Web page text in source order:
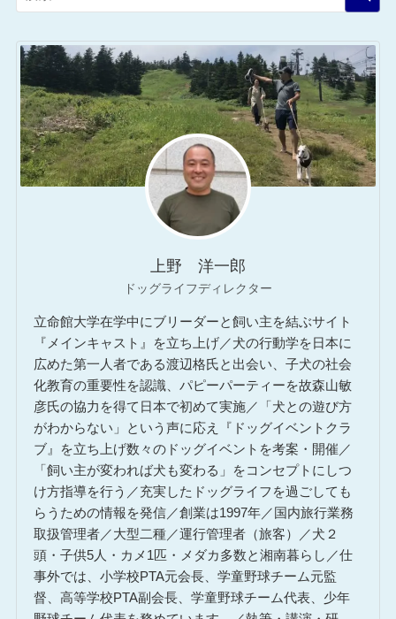
上野 洋一郎
ドッグライフディレクター
立命館大学在学中にブリーダーと飼い主を結ぶサイト
『メインキャスト』を立ち上げ／犬の行動学を日本に
広めた第一人者である渡辺格氏と出会い、子犬の社会
化教育の重要性を認識、パピーパーティーを故森山敏
彦氏の協力を得て日本で初めて実施／「犬との遊び方
がわからない」という声に応え『ドッグイベントクラ
ブ』を立ち上げ数々のドッグイベントを考案・開催／
「飼い主が変われば犬も変わる」をコンセプトにしつ
け方指導を行う／充実したドッグライフを過ごしても
らうための情報を発信／創業は1997年／国内旅行業務
取扱管理者／大型二種／運行管理者（旅客）／犬２
頭・子供5人・カメ1匹・メダカ多数と湘南暮らし／仕
事外では、小学校PTA元会長、学童野球チーム元監
督、高等学校PTA副会長、学童野球チーム代表、少年